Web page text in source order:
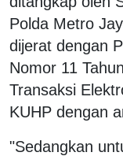
Polda Metro
dijerat dengan
Nomor 11
Transaksi
KUHP dengan
"Sedangkan